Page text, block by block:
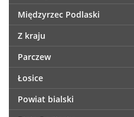
Międzyrzec Podlaski
Z kraju
Parczew
Łosice
Powiat bialski